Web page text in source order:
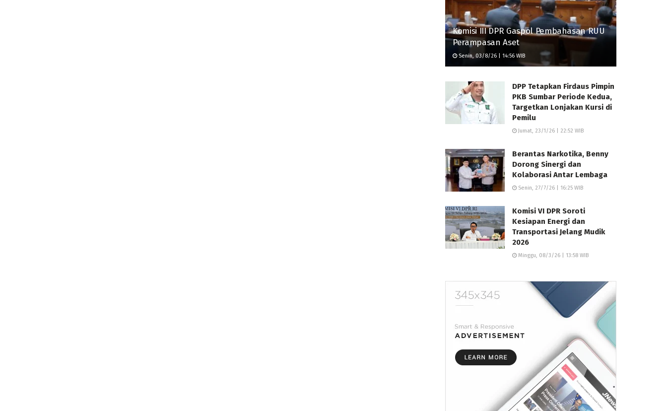
Komisi III DPR Gaspol Pembahasan RUU
Perampasan Aset
Senin, 03/8/26 | 14:56 WIB
DPP Tetapkan Firdaus Pimpin
PKB Sumbar Periode Kedua,
Targetkan Lonjakan Kursi di
Pemilu
Jumat, 23/1/26 | 22:52 WIB
Berantas Narkotika, Benny
Dorong Sinergi dan
Kolaborasi Antar Lembaga
Senin, 27/7/26 | 16:25 WIB
Komisi VI DPR Soroti
Kesiapan Energi dan
Transportasi Jelang Mudik
2026
Minggu, 08/3/26 | 13:58 WIB